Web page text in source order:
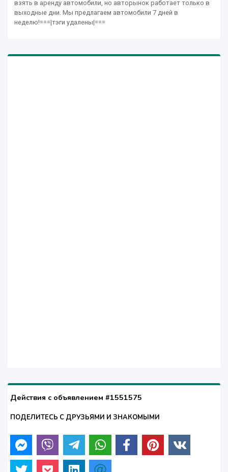
взять в аренду автомобили, но авторынок работает только в
выходные дни. Мы предлагаем автомобили 7 дней в
неделю!===|тэги удалены|===
Действия с объявлением #1551575
ПОДЕЛИТЕСЬ С ДРУЗЬЯМИ И ЗНАКОМЫМИ